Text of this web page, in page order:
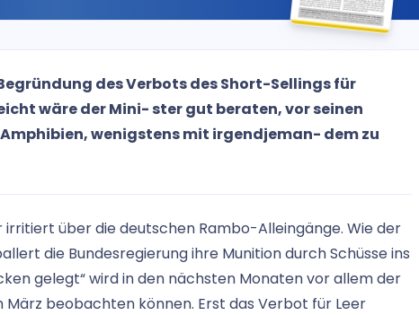
des Verbots des Short-Sellings für
wäre der Mini- ster gut beraten, vor seinen
wenigstens mit irgendjeman- dem zu
über die deutschen Rambo-Alleingänge. Wie der
die Bundesregierung ihre Munition durch Schüsse ins
gelegt“ wird in den nächsten Monaten vor allem der
beobachten können. Erst das Verbot für Leer